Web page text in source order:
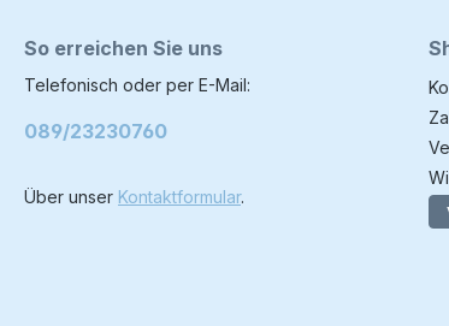
So erreichen Sie uns
Telefonisch oder per E-Mail:
089/23230760
Über unser Kontaktformular.